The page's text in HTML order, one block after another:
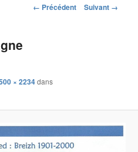
Navigation
← Précédent Suivant →
× 2234dans